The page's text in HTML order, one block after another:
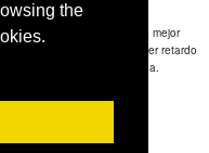
the
en este sitio es nuestra mejor
es responsable de cualquier retardo
la información proporcionada.